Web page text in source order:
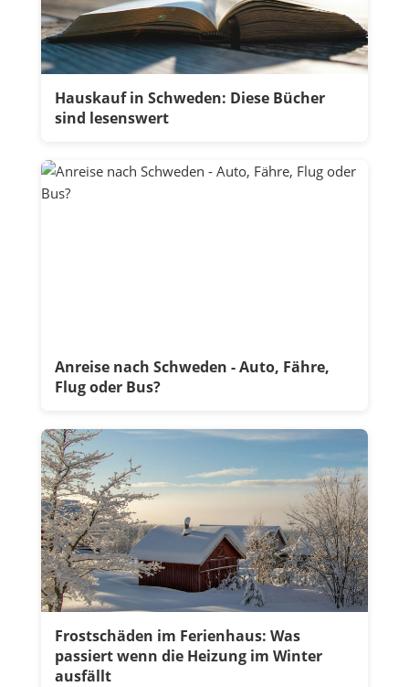
Hauskauf in Schweden: Diese Bücher
sind lesenswert
Anreise nach Schweden - Auto, Fähre,
Flug oder Bus?
Frostschäden im Ferienhaus: Was
passiert wenn die Heizung im Winter
ausfällt